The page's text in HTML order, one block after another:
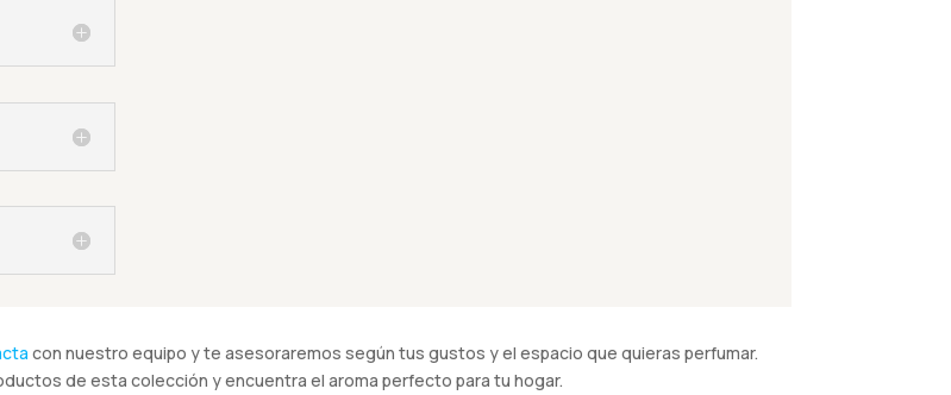
con nuestro equipo y te asesoraremos según tus gustos y el espacio que quieras perfumar.
de esta colección y encuentra el aroma perfecto para tu hogar.